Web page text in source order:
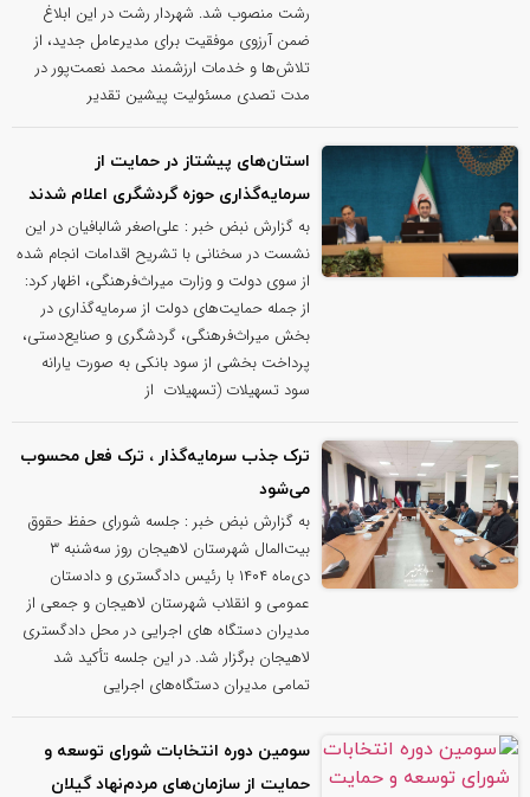
رشت منصوب شد. شهردار رشت در این ابلاغ
ضمن آرزوی موفقیت برای مدیرعامل جدید، از
تلاش‌ها و خدمات ارزشمند محمد نعمت‌پور در
مدت تصدی مسئولیت پیشین تقدیر
استان‌های پیشتاز در حمایت از
سرمایه‌گذاری حوزه گردشگری اعلام شدند
به گزارش نبض خبر : علی‌اصغر شالبافیان در این
نشست در سخنانی با تشریح اقدامات انجام شده
از سوی دولت و وزارت میراث‌فرهنگی، اظهار کرد:
از جمله حمایت‌های دولت از سرمایه‌گذاری در
بخش میراث‌فرهنگی، گردشگری و صنایع‌دستی،
پرداخت بخشی از سود بانکی به صورت یارانه
سود تسهیلات (تسهیلات از
ترک جذب سرمایه‌گذار ، ترک فعل محسوب
می‌شود
به گزارش نبض خبر : جلسه شورای حفظ حقوق
بیت‌المال شهرستان لاهیجان روز سه‌شنبه ۳
دی‌ماه ۱۴۰۴ با رئیس دادگستری و دادستان
عمومی و انقلاب شهرستان لاهیجان و جمعی از
مدیران دستگاه های اجرایی در محل دادگستری
لاهیجان برگزار شد. در این جلسه تأکید شد
تمامی مدیران دستگاه‌های اجرایی
سومین دوره انتخابات شورای توسعه و
حمایت از سازمان‌های مردم‌نهاد گیلان